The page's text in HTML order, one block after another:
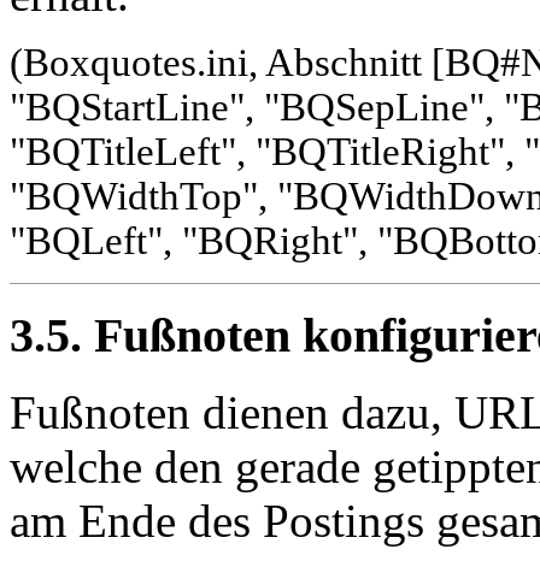
(Boxquotes.ini, Abschnitt
"BQStartLine", "BQSepLine",
"BQTitleLeft", "BQTitleRight",
"BQWidthTop",
"BQLeft", "BQRight",
3.5. Fußnoten
Fußnoten dienen dazu,
welche den gerade
am Ende des Postings